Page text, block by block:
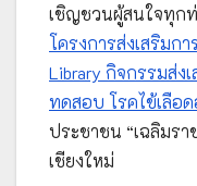
เชิญชวนผู้สนใจทุก
โครงการส่งเสริมก
Library กิจกรรมส่ง
ทดสอบ โรคไข้เลือ
ประชาชน “เฉลิมรา
เชียงใหม่